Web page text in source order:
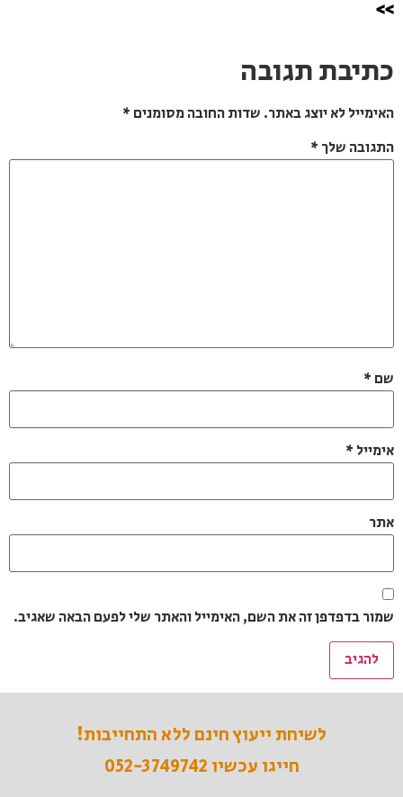
>>
כתיבת תגובה
האימייל לא יוצג באתר. שדות החובה מסומנים *
התגובה שלך *
שם *
אימייל *
אתר
שמור בדפדפן זה את השם, האימייל והאתר שלי לפעם הבאה שאגיב.
לשיחת ייעוץ חינם ללא התחייבות!
חייגו עכשיו 052-3749742